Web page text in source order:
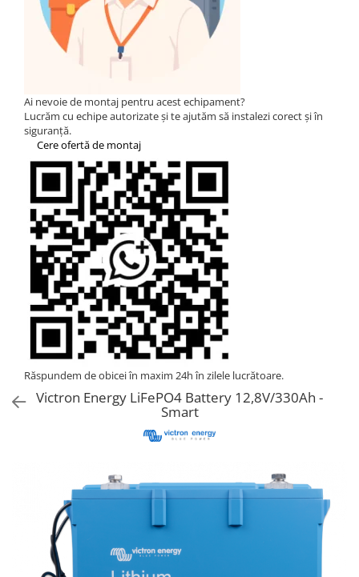
Invertoare Hibride Fronius
Invertoare On-Grid Fronius
Statii de reincarcare Fronius
HUAWEI
SMA
Solis
Solplanet
Sungrow
Invertoare Hibrid Sungrow
Invertoare on-grid Sungrow
Statii de reincarcare Sungrow
Victron Energy
MPPT
Accesorii Victron
Acumulatori Victron
Invertor Hibrid - Off Grid
Statii de reincarcare Victron
Enphase
FelicitySolar
Ai nevoie de montaj pentru acest echipament?
Lucrăm cu echipe autorizate și te ajutăm să instalezi corect și în
siguranță.
Cere ofertă de montaj
Răspundem de obicei în maxim 24h în zilele lucrătoare.
Victron Energy LiFePO4 Battery 12,8V/330Ah -
Smart